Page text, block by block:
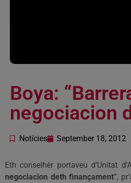
Boya:
negociacion
Notícies September 18, 2012
Eth conselhèr portaveu d’Unitat
negociacion deth finançament”,